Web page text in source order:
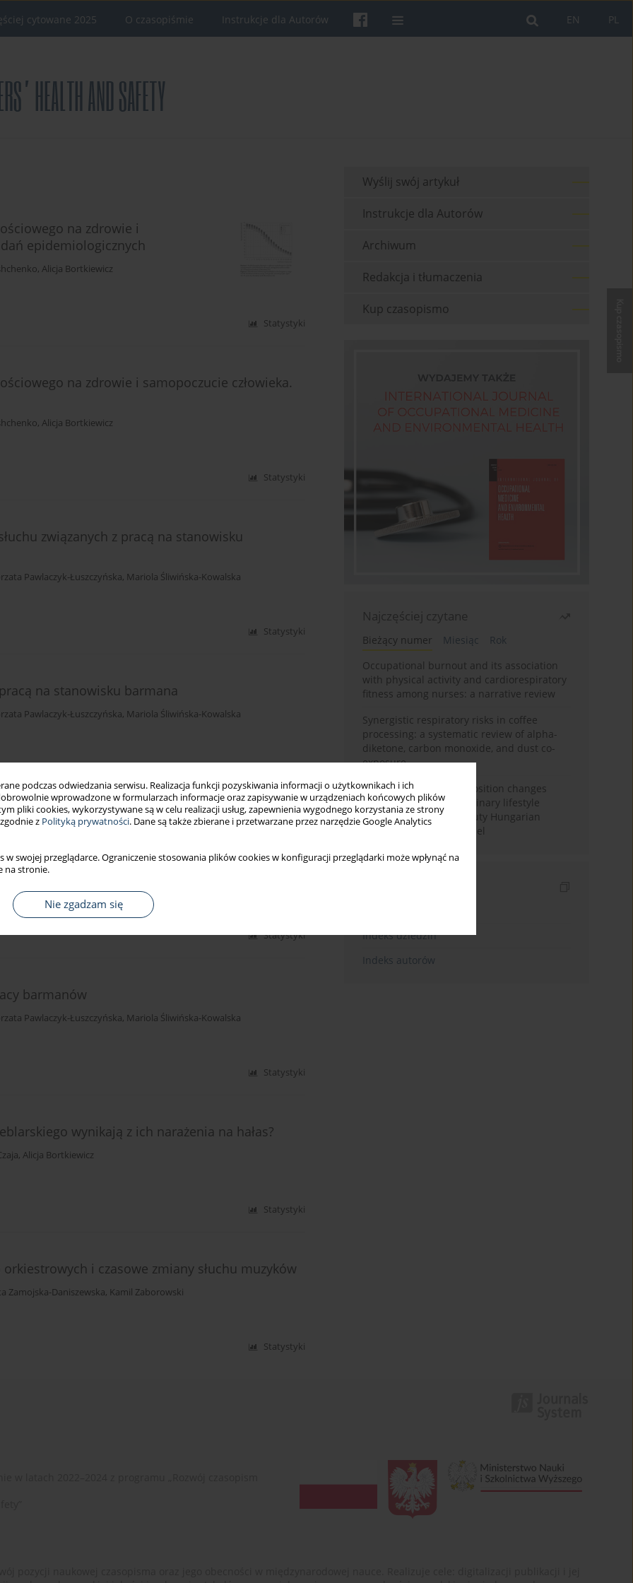
podczas odwiedzania serwisu. Realizacja funkcji pozyskiwania informacji o użytkownikach i ich
wprowadzone w formularzach informacje oraz zapisywanie w urządzeniach końcowych plików
pliki cookies, wykorzystywane są w celu realizacji usług, zapewnienia wygodnego korzystania ze strony
z Polityką prywatności. Dane są także zbierane i przetwarzane przez narzędzie Google Analytics
w swojej przeglądarce. Ograniczenie stosowania plików cookies w konfiguracji przeglądarki może wpłynąć na
na stronie.
Nie zgadzam się
PL
EN
cytowane 2025 O czasopiśmie Instrukcje dla Autorów
na zdrowie i
epidemiologicznych
, Alicja Bortkiewicz
Statystyki
na zdrowie i samopoczucie człowieka.
, Alicja Bortkiewicz
Statystyki
związanych z pracą na stanowisku
Pawlaczyk-Łuszczyńska, Mariola Śliwińska-Kowalska
Statystyki
na stanowisku barmana
Pawlaczyk-Łuszczyńska, Mariola Śliwińska-Kowalska
słuchu u pracowników używających
słuchawek
Zamojska-Daniszewska
Statystyki
barmanów
Pawlaczyk-Łuszczyńska, Mariola Śliwińska-Kowalska
Statystyki
wynikają z ich narażenia na hałas?
, Alicja Bortkiewicz
Statystyki
i czasowe zmiany słuchu muzyków
Zamojska-Daniszewska, Kamil Zaborowski
Statystyki
Wyślij swój artykuł
Instrukcje dla Autorów
Archiwum
Redakcja i tłumaczenia
Kup czasopismo
Najczęściej czytane
Bieżący numer Miesiąc
Rok
Occupational burnout and its association
with physical activity and cardiorespiratory
fitness among nurses: a narrative review
Synergistic respiratory risks in coffee
processing: a systematic review of alpha-
diketone, carbon monoxide, and dust co-
exposure
Sex-specific body composition changes
after a pilot multidisciplinary lifestyle
intervention in active-duty Hungarian
Defence Forces personnel
Indeks dziedzin
Indeks autorów